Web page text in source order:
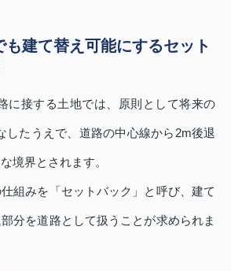
建て替え可能にするセット
に接する土地では、原則として将来の
したうえで、道路の中心線から2m後退
境界とされます。
組みを「セットバック」と呼び、建て
分を道路として扱うことが求められま